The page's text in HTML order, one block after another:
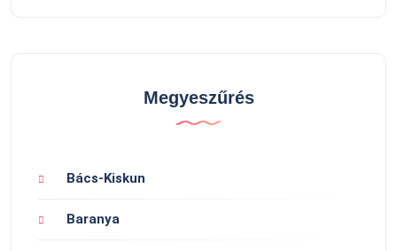
Megyeszűrés
Bács-Kiskun
Baranya